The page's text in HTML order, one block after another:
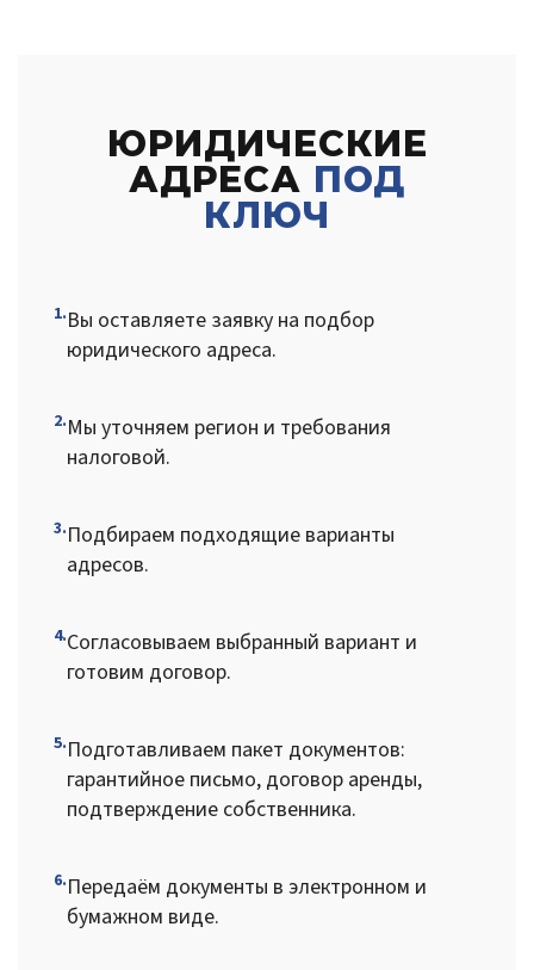
ЮРИДИЧЕСКИЕ
АДРЕСА ПОД
КЛЮЧ
1.Вы оставляете заявку на подбор
юридического адреса.
2.Мы уточняем регион и требования
налоговой.
3.Подбираем подходящие варианты
адресов.
4.Согласовываем выбранный вариант и
готовим договор.
5.Подготавливаем пакет документов:
гарантийное письмо, договор аренды,
подтверждение собственника.
6.Передаём документы в электронном и
бумажном виде.